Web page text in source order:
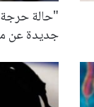
"حالة
جديدة عن